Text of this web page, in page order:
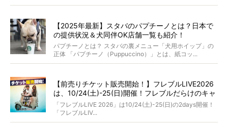
【2025年最新】スタバのパプチーノとは？日本で
の提供状況＆犬同伴OK店舗一覧も紹介！
パプチーノとは？ スタバの裏メニュー「犬用ホイップ」の
正体 「パプチーノ（Puppuccino）」とは、紙コッ...
【前売りチケット販売開始！】フレブルLIVE2026
は、10/24(土)-25(日)開催！フレブルだらけのキャ
ンプ・前夜祭・バスプランも新登場!?
「フレブルLIVE 2026」は10/24(土)-25(日)の2days開催！
「フレブルLIV...